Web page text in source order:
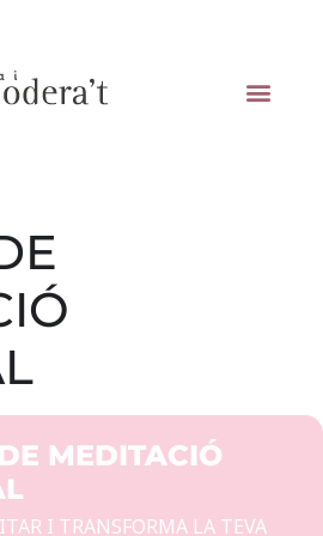
MEDITACIÓ
I TRANSFORMA LA TEVA